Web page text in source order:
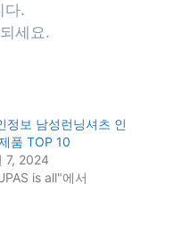
다.
세요.
정보 남성런닝셔츠 인
품 TOP 10
7, 2024
is all"에서